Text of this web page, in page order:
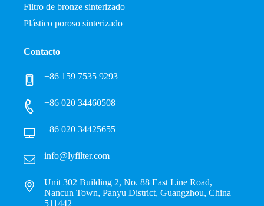
Filtro de bronze sinterizado
Plástico poroso sinterizado
Contacto
+86 159 7535 9293
+86 020 34460508
+86 020 34425655
info@lyfilter.com
Unit 302 Building 2, No. 88 East Line Road,
Nancun Town, Panyu District, Guangzhou, China
511442